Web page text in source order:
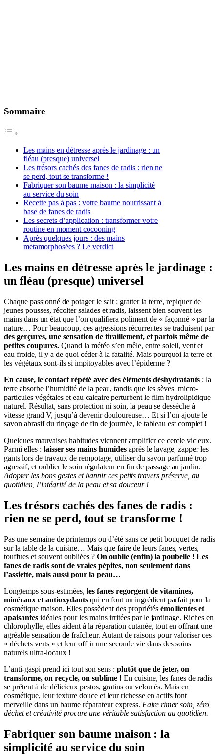
Sommaire
Les mains en détresse après le jardinage : un
fléau (presque) universel
Les trésors cachés des fanes de radis : rien ne
se perd, tout se transforme !
Fabriquer son baume maison : la simplicité
au service du soin
Recette pas à pas : votre baume nourrissant à
base de fanes de radis
Les secrets d’application : transformer votre
routine en moment cocooning
Après quelques jours : des mains
métamorphosées ? Le verdict
Les mains en détresse après le jardinage :
un fléau (presque) universel
Chaque passionné de potager le sait : gratter la terre, repiquer de
jeunes pousses, récolter salades et radis, laissent bien souvent les
mains dans un état que l’on qualifiera poliment de « façonné » par la
nature… Pour beaucoup, ces agressions récurrentes se traduisent par
des gerçures, une sensation de tiraillement, et parfois même de
petites coupures. Quand la météo s’en mêle, entre soleil, vent et
eau froide, il y a de quoi céder à la fatalité. Mais pourquoi la terre et
les végétaux sont-ils si impitoyables avec l’épiderme ?
En cause, le contact répété avec des éléments déshydratants : la
terre absorbe l’humidité de la peau, tandis que les sèves, micro-
particules végétales et eau calcaire perturbent le film hydrolipidique
naturel. Résultat, sans protection ni soin, la peau se dessèche à
vitesse grand V, jusqu’à devenir douloureuse… Et si l’on ajoute le
savon abrasif du rinçage de fin de journée, le tableau est complet !
Quelques mauvaises habitudes viennent amplifier ce cercle vicieux.
Parmi elles : laisser ses mains humides après le lavage, zapper les
gants lors de travaux de rempotage, utiliser du savon parfumé trop
agressif, et oublier le soin régulateur en fin de passage au jardin.
Adopter les bons gestes et bannir ces petits travers préserve, au
quotidien, l’intégrité de la peau et sa douceur !
Les trésors cachés des fanes de radis :
rien ne se perd, tout se transforme !
Pas une semaine de printemps ou d’été sans ce petit bouquet de radis
sur la table de la cuisine… Mais que faire de leurs fanes, vertes,
touffues et souvent oubliées ? On oublie (enfin) la poubelle ! Les
fanes de radis sont de vraies pépites, non seulement dans
l’assiette, mais aussi pour la peau…
Longtemps sous-estimées, les fanes regorgent de vitamines,
minéraux et antioxydants qui en font un ingrédient parfait pour la
cosmétique maison. Elles possèdent des propriétés émollientes et
apaisantes idéales pour les mains irritées par le jardinage. Riches en
chlorophylle, elles aident à la réparation cutanée, tout en offrant une
agréable sensation de fraîcheur. Autant de raisons pour valoriser ces
« déchets verts » et leur offrir une seconde vie dans des soins
naturels ultra-locaux !
L’anti-gaspi prend ici tout son sens : plutôt que de jeter, on
transforme, on recycle, on sublime ! En cuisine, les fanes de radis
se prêtent à de délicieux pestos, gratins ou veloutés. Mais en
cosmétique, leur texture douce et leur richesse en actifs font
merveille dans un baume réparateur express. Faire rimer soin, zéro
déchet et créativité procure une véritable satisfaction au quotidien.
Fabriquer son baume maison : la
simplicité au service du soin